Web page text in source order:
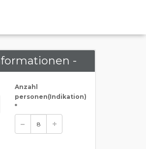
-
Anzahl
personen(Indikation)
*